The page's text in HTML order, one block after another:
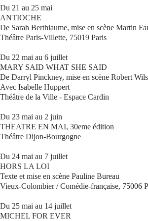
Du 21 au 25 mai
ANTIOCHE
De Sarah Berthiaume, mise en scène Martin
Théâtre Paris-Villette, 75019 Paris
Du 22 mai au 6 juillet
MARY SAID WHAT SHE SAID
De Darryl Pinckney, mise en scène Robert
Avec Isabelle Huppert
Théâtre de la Ville - Espace Cardin
Du 23 mai au 2 juin
THEATRE EN MAI, 30eme édition
Théâtre Dijon-Bourgogne
Du 24 mai au 7 juillet
HORS LA LOI
Texte et mise en scène Pauline Bureau
Vieux-Colombier / Comédie-française, 75006
Du 25 mai au 14 juillet
MICHEL FOR EVER